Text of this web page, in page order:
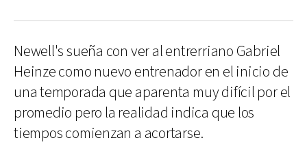
Newell's sueña con ver al entrerriano Gabriel
Heinze como nuevo entrenador en el inicio de
una temporada que aparenta muy difícil por el
promedio pero la realidad indica que los
tiempos comienzan a acortarse.